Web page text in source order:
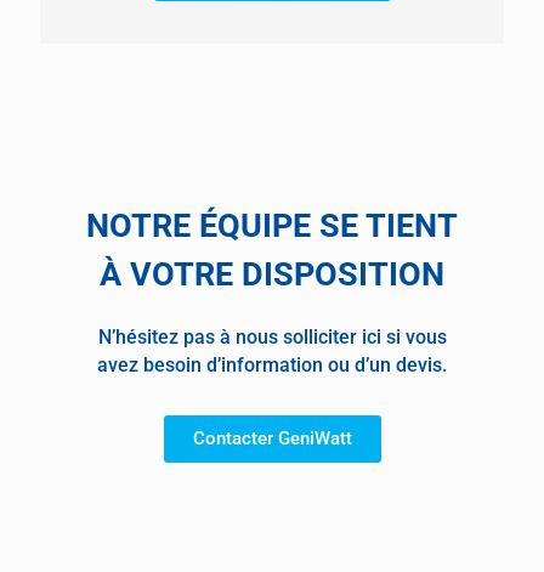
NOTRE ÉQUIPE SE TIENT
À VOTRE DISPOSITION
N’hésitez pas à nous solliciter ici si vous
avez besoin d’information ou d’un devis.
Contacter GeniWatt